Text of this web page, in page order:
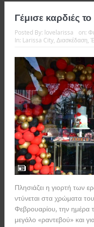
Γέμισε καρδιές
Posted By: lovelarissa on:
In: Larissa City, Διασκέδαση,
Πλησιάζει η γιορτή των
ντύνεται στα χρώματα
Φεβρουαρίου, την ημέρα
μεγάλο «ραντεβού» και